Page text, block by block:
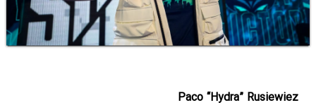
Paco “Hydra” Rusiewiez